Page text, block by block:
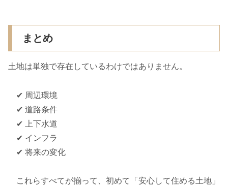
まとめ
土地は単独で存在しているわけではありません。
✔ 周辺環境
✔ 道路条件
✔ 上下水道
✔ インフラ
✔ 将来の変化
これらすべてが揃って、初めて「安心して住める土地」